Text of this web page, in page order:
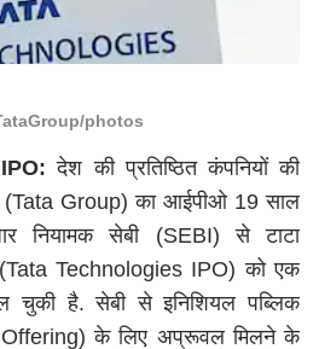
photos
देश की प्रतिष्ठित कंपनियों की
(Tata Group) का आईपीओ 19 साल
नियामक सेबी (SEBI) से टाटा
Technologies IPO) को एक
चुकी है. सेबी से इनिशियल पब्लिक
के लिए अप्रूवल मिलने के